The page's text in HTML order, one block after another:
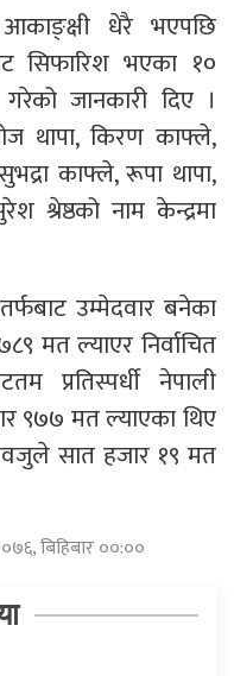
आकाङ्क्षी धेरै भएपछि
सिफारिश भएका १०
जानकारी दिए ।
थापा, किरण काफ्ले,
काफ्ले, रूपा थापा,
श्रेष्ठको नाम केन्द्रमा
उम्मेदवार बनेका
मत ल्याएर निर्वाचित
प्रतिस्पर्धी नेपाली
९७७ मत ल्याएका थिए
सात हजार १९ मत
बिहिबार ००:००